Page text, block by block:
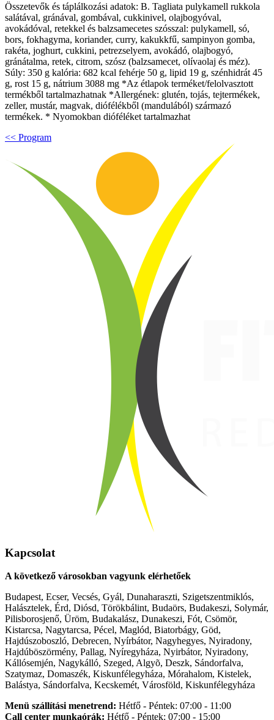
Összetevők és táplálkozási adatok: B. Tagliata pulykamell rukkola
salátával, gránával, gombával, cukkinivel, olajbogyóval,
avokádóval, retekkel és balzsamecetes szósszal: pulykamell, só,
bors, fokhagyma, koriander, curry, kakukkfű, sampinyon gomba,
rakéta, joghurt, cukkini, petrezselyem, avokádó, olajbogyó,
gránátalma, retek, citrom, szósz (balzsamecet, olívaolaj és méz).
Súly: 350 g kalória: 682 kcal fehérje 50 g, lipid 19 g, szénhidrát 45
g, rost 15 g, nátrium 3088 mg *Az étlapok terméket/felolvasztott
termékből tartalmazhatnak *Allergének: glutén, tojás, tejtermékek,
zeller, mustár, magvak, diófélékből (mandulából) származó
termékek. * Nyomokban dióféléket tartalmazhat
<< Program
Kapcsolat
A következő városokban vagyunk elérhetőek
Budapest, Ecser, Vecsés, Gyál, Dunaharaszti, Szigetszentmiklós,
Halásztelek, Érd, Diósd, Törökbálint, Budaörs, Budakeszi, Solymár,
Pilisborosjenő, Üröm, Budakalász, Dunakeszi, Fót, Csömör,
Kistarcsa, Nagytarcsa, Pécel, Maglód, Biatorbágy, Göd,
Hajdúszoboszló, Debrecen, Nyírbátor, Nagyhegyes, Nyiradony,
Hajdúböszörmény, Pallag, Nyíregyháza, Nyirbátor, Nyiradony,
Kállósemjén, Nagykálló, Szeged, Algyõ, Deszk, Sándorfalva,
Szatymaz, Domaszék, Kiskunfélegyháza, Mórahalom, Kistelek,
Balástya, Sándorfalva, Kecskemét, Városföld, Kiskunfélegyháza
Menü szállítási menetrend: Hétfő - Péntek: 07:00 - 11:00
Call center munkaórák: Hétfő - Péntek: 07:00 - 15:00